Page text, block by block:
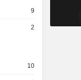
9
2
10